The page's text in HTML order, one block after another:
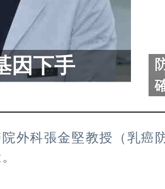
因下手
外科張金堅教授（乳癌